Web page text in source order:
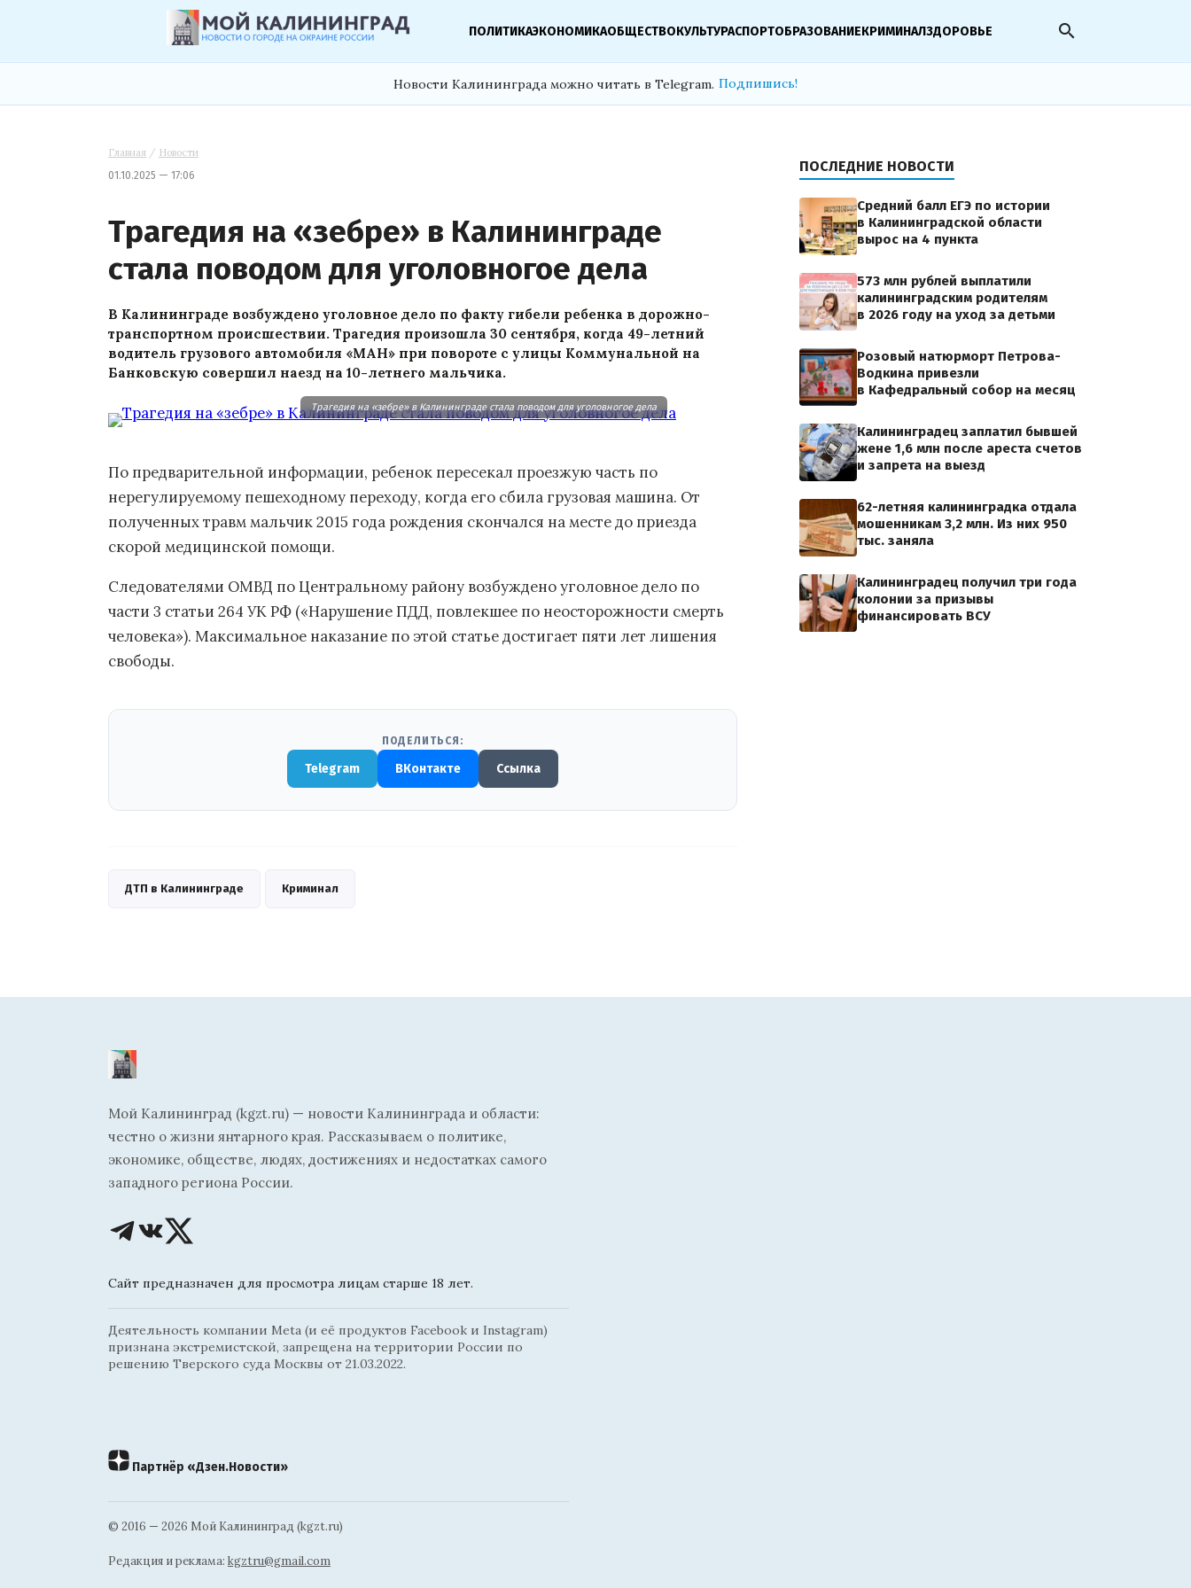
ПОЛИТИКАЭКОНОМИКАОБЩЕСТВОКУЛЬТУРАСПОРТОБРАЗОВАНИЕКРИМИНАЛЗДОРОВЬЕ search
Новости Калининграда можно читать в Telegram. Подпишись!
Главная / Новости
01.10.2025 — 17:06
Трагедия на «зебре» в Калининграде
стала поводом для уголовногое дела
В Калининграде возбуждено уголовное дело по факту гибели ребенка в дорожно-
транспортном происшествии. Трагедия произошла 30 сентября, когда 49-летний
водитель грузового автомобиля «МАН» при повороте с улицы Коммунальной на
Банковскую совершил наезд на 10-летнего мальчика.
Трагедия на «зебре» в Калининграде стала поводом для уголовногое дела
По предварительной информации, ребенок пересекал проезжую часть по
нерегулируемому пешеходному переходу, когда его сбила грузовая машина. От
полученных травм мальчик 2015 года рождения скончался на месте до приезда
скорой медицинской помощи.
Следователями ОМВД по Центральному району возбуждено уголовное дело по
части 3 статьи 264 УК РФ («Нарушение ПДД, повлекшее по неосторожности смерть
человека»). Максимальное наказание по этой статье достигает пяти лет лишения
свободы.
ПОДЕЛИТЬСЯ:
Telegram ВКонтакте Ссылка
ДТП в Калининграде Криминал
ПОСЛЕДНИЕ НОВОСТИ
Средний балл ЕГЭ по истории
в Калининградской области
вырос на 4 пункта
573 млн рублей выплатили
калининградским родителям
в 2026 году на уход за детьми
Розовый натюрморт Петрова-
Водкина привезли
в Кафедральный собор на месяц
Калининградец заплатил бывшей
жене 1,6 млн после ареста счетов
и запрета на выезд
62-летняя калининградка отдала
мошенникам 3,2 млн. Из них 950
тыс. заняла
Калининградец получил три года
колонии за призывы
финансировать ВСУ
Мой Калининград (kgzt.ru) — новости Калининграда и области:
честно о жизни янтарного края. Рассказываем о политике,
экономике, обществе, людях, достижениях и недостатках самого
западного региона России.
Сайт предназначен для просмотра лицам старше 18 лет.
Деятельность компании Meta (и её продуктов Facebook и Instagram)
признана экстремистской, запрещена на территории России по
решению Тверского суда Москвы от 21.03.2022.
Партнёр «Дзен.Новости»
© 2016 — 2026 Мой Калининград (kgzt.ru)
Редакция и реклама: kgztru@gmail.com